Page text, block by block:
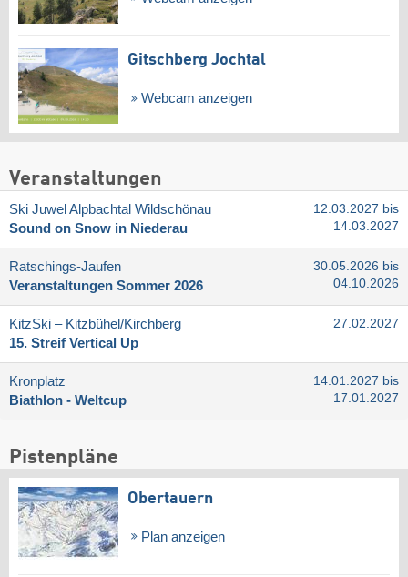
Gitschberg Jochtal
Webcam anzeigen
Veranstaltungen
Ski Juwel Alpbachtal Wildschönau
Sound on Snow in Niederau
12.03.2027 bis
14.03.2027
Ratschings-Jaufen
Veranstaltungen Sommer 2026
30.05.2026 bis
04.10.2026
KitzSki – Kitzbühel/​Kirchberg
15. Streif Vertical Up
27.02.2027
Kronplatz
Biathlon - Weltcup
14.01.2027 bis
17.01.2027
Pistenpläne
Obertauern
Plan anzeigen